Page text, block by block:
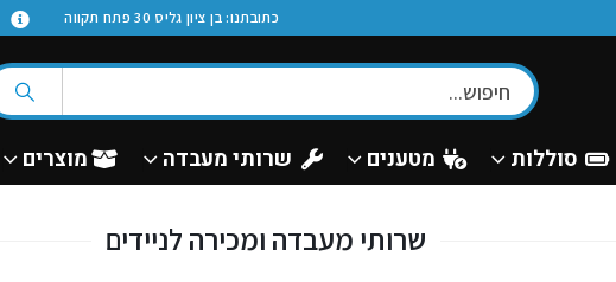
כתובתנו: בן ציון גליס 30 פתח תקווה
סוללות מטענים שרותי מעבדה מוצרים
שרותי מעבדה ומכירה לניידים